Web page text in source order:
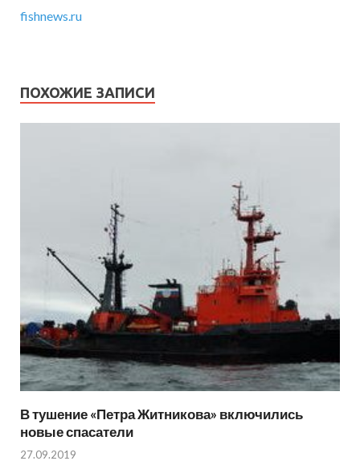
fishnews.ru
ПОХОЖИЕ ЗАПИСИ
В тушение «Петра Житникова» включились
новые спасатели
27.09.2019